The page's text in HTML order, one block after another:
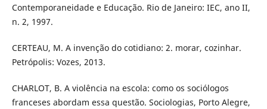
Contemporaneidade e Educação. Rio de Janeiro: IEC, ano II,
n. 2, 1997.
CERTEAU, M. A invenção do cotidiano: 2. morar, cozinhar.
Petrópolis: Vozes, 2013.
CHARLOT, B. A violência na escola: como os sociólogos
franceses abordam essa questão. Sociologias, Porto Alegre,